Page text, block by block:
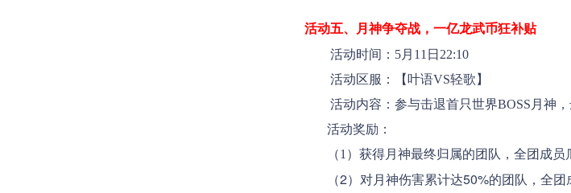
活动五、
月神争夺战，一亿龙武币狂补贴
活动时间：5月11日22:10
活动区服：【 叶语VS轻歌 】
活动内容：参与击退首只世界BOSS月神，
活动奖励：
（1）获得月神最终归属的团队，全团成员
（2）对月神伤害累计达50%的团队，全团